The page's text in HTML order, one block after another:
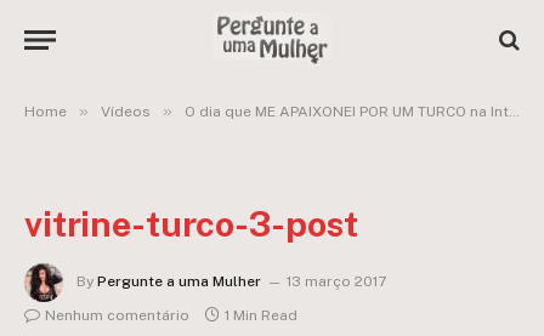
Home » Vídeos » O dia que ME APAIXONEI POR UM TURCO na Internet e LEVEI UM FORA
vitrine-turco-3-post
By Pergunte a uma Mulher
13 março 2017
Nenhum comentário
1 Min Read